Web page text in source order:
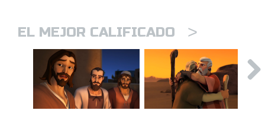
EL MEJOR CALIFICADO >